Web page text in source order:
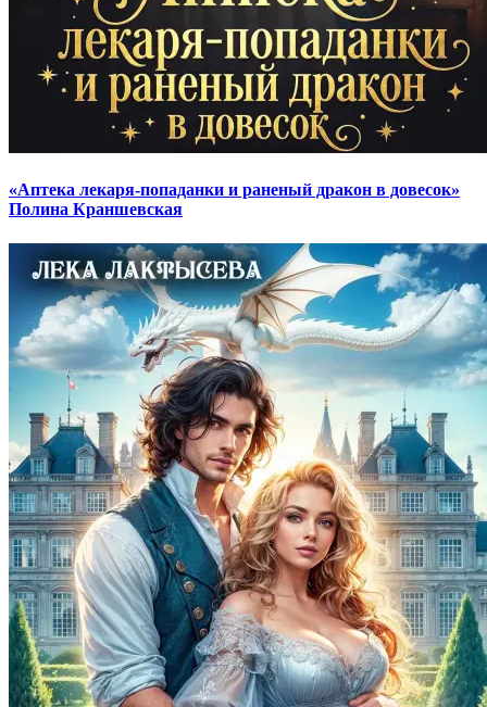
«Аптека лекаря-попаданки и раненый дракон в довесок»
Полина Краншевская